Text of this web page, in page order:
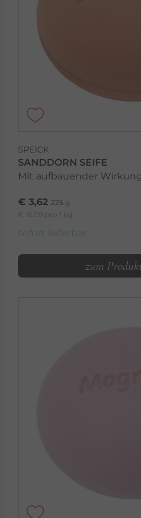
SPEICK
SANDDORN SEIFE
Mit aufbauender Wirkung
€ 3,62 225 g
€ 16,09 pro 1 kg
sofort lieferbar
zum